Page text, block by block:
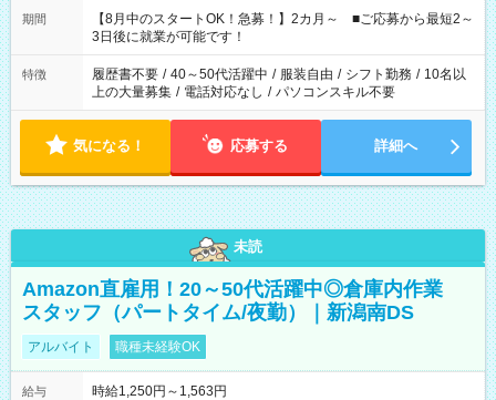
「できれば残業はしたくない」 など、ご希望を教えてください
ね。 ※Wワーク希望の方へ 今ご覧のお仕事で希望する勤務時間
と、もう1つのお仕事の勤務時間。 合計で週40時間を超える場
合は応募できません。
期間
【8月中のスタートOK！急募！】2カ月～ ■ご応募から最短2～
3日後に就業が可能です！
特徴 履歴書不要 / 40～50代活躍中 / 服装自由 / シフト勤務 / 10名以
上の大量募集 / 電話対応なし / パソコンスキル不要
気になる！ 応募する 詳細へ
未読
Amazon直雇用！20～50代活躍中◎倉庫内作業
スタッフ（パートタイム/夜勤）｜新潟南DS
アルバイト 職種未経験OK
給与
時給1,250円～1,563円